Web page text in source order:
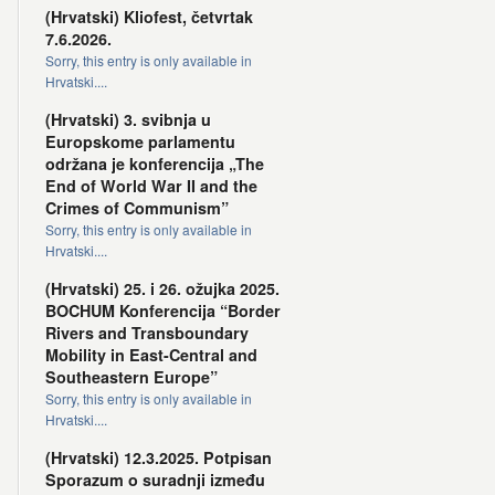
(Hrvatski) Kliofest, četvrtak
7.6.2026.
Sorry, this entry is only available in
Hrvatski....
(Hrvatski) 3. svibnja u
Europskome parlamentu
održana je konferencija „The
End of World War II and the
Crimes of Communism”
Sorry, this entry is only available in
Hrvatski....
(Hrvatski) 25. i 26. ožujka 2025.
BOCHUM Konferencija “Border
Rivers and Transboundary
Mobility in East-Central and
Southeastern Europe”
Sorry, this entry is only available in
Hrvatski....
(Hrvatski) 12.3.2025. Potpisan
Sporazum o suradnji između